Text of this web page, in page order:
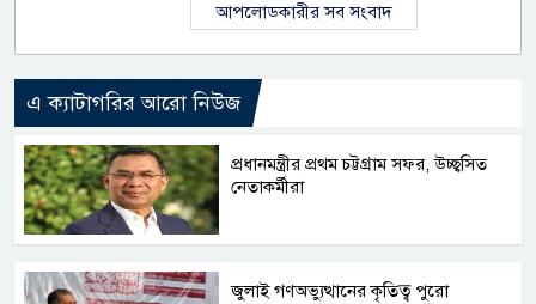
আপলোডকারীর সব সংবাদ
এ ক্যাটাগরির আরো নিউজ
প্রধানমন্ত্রীর প্রথম চট্টগ্রাম সফর, উচ্ছ্বসিত
নেতাকর্মীরা
জুলাই গণঅভ্যুত্থানের কৃতিত্ব পুরো